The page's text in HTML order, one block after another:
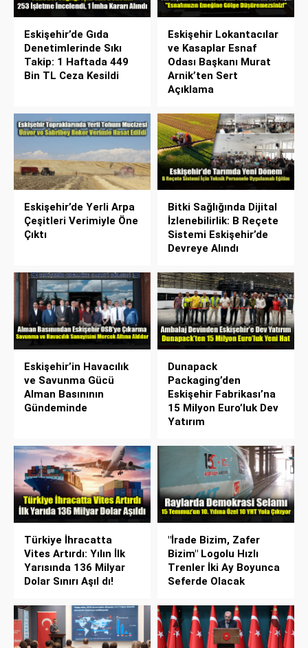
Eskişehir’de Gıda
Denetimlerinde Sıkı
Takip: 1 Haftada 449
Bin TL Ceza Kesildi
Eskişehir Lokantacılar
ve Kasaplar Esnaf
Odası Başkanı Murat
Arnik’ten Sert
Açıklama
Eskişehir’de Yerli Arpa
Çeşitleri Verimiyle Öne
Çıktı
Bitki Sağlığında Dijital
İzlenebilirlik: B Reçete
Sistemi Eskişehir’de
Devreye Alındı
Eskişehir’in Havacılık
ve Savunma Gücü
Alman Basınının
Gündeminde
Dunapack
Packaging’den
Eskişehir Fabrikası’na
15 Milyon Euro’luk Dev
Yatırım
Türkiye İhracatta
Vites Artırdı: Yılın İlk
Yarısında 136 Milyar
Dolar Sınırı Aşıl dı!
"İrade Bizim, Zafer
Bizim" Logolu Hızlı
Trenler İki Ay Boyunca
Seferde Olacak